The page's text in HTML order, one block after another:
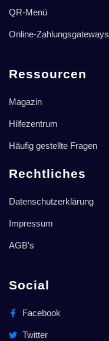
QR-Menü
Online-Zahlungsgateways
Ressourcen
Magazin
Hilfezentrum
Häufig gestellte Fragen
Rechtliches
Datenschutzerklärung
Impressum
AGB's
Social
Facebook
Twitter